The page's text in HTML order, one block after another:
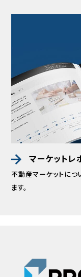
マーケットレ
不動産マーケットに
ます。